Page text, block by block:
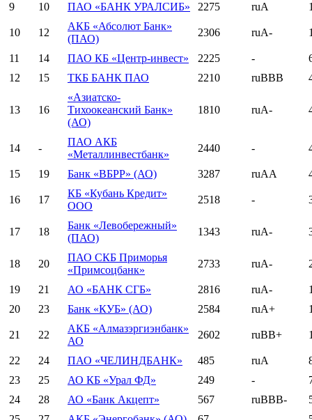
9 10 ПАО «БАНК УРАЛСИБ» 2275 ruA
10 12
АКБ «Абсолют Банк»
(ПАО)
2306 ruA-
11 14 ПАО КБ «Центр-инвест» 2225 -
12
15 ТКБ БАНК ПАО 2210 ruBBB
13 16
«Азиатско-
Тихоокеанский Банк»
(АО)
1810 ruA-
14 -
ПАО АКБ
«Металлинвестбанк»
2440 -
15 19 Банк «ВБРР» (АО) 3287 ruAA
16 17
КБ «Кубань Кредит»
ООО
2518 -
17 18
Банк «Левобережный»
(ПАО)
1343 ruA-
18 20
ПАО СКБ Приморья
«Примсоцбанк»
2733 ruA-
19 21 АО «БАНК СГБ» 2816 ruA-
20
23 Банк «КУБ» (АО) 2584 ruA+
21 22
АКБ «Алмазэргиэнбанк»
АО
2602 ruBB+
22 24 ПАО «ЧЕЛИНДБАНК» 485 ruA
23
25 АО КБ «Урал ФД» 249 -
24
28 АО «Банк Акцепт» 567 ruBBB-